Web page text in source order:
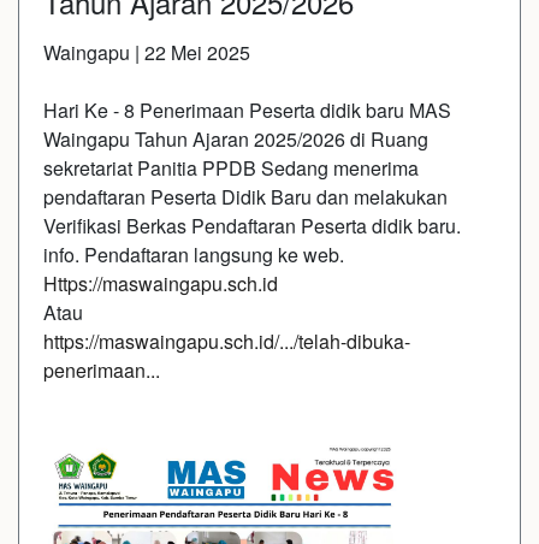
Waingapu | 22 Mei 2025
Hari Ke - 8 Penerimaan Peserta didik baru MAS
Waingapu Tahun Ajaran 2025/2026 di Ruang
sekretariat Panitia PPDB Sedang menerima
pendaftaran Peserta Didik Baru dan melakukan
Verifikasi Berkas Pendaftaran Peserta didik baru.
info. Pendaftaran langsung ke web.
Https://maswaingapu.sch.id
Atau
https://maswaingapu.sch.id/.../telah-dibuka-
penerimaan...